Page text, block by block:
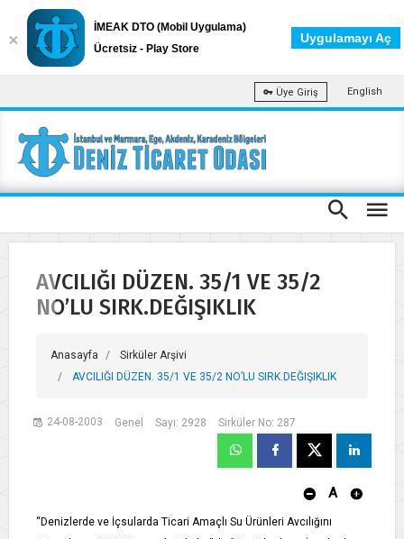
Üye Giriş English
AVCILIĞI DÜZEN. 35/1 VE 35/2
NO’LU SIRK.DEĞIŞIKLIK
Anasayfa
Sirküler Arşivi
AVCILIĞI DÜZEN. 35/1 VE 35/2 NO’LU SIRK.DEĞIŞIKLIK
24-08-2003 Genel Sayı: 2928 Sirküler No: 287
A
“Denizlerde ve İçsularda Ticari Amaçlı Su Ürünleri Avcılığını
İMEAK DTO (Mobil Uygulama)
Ücretsiz - Play Store
Uygulamayı Aç